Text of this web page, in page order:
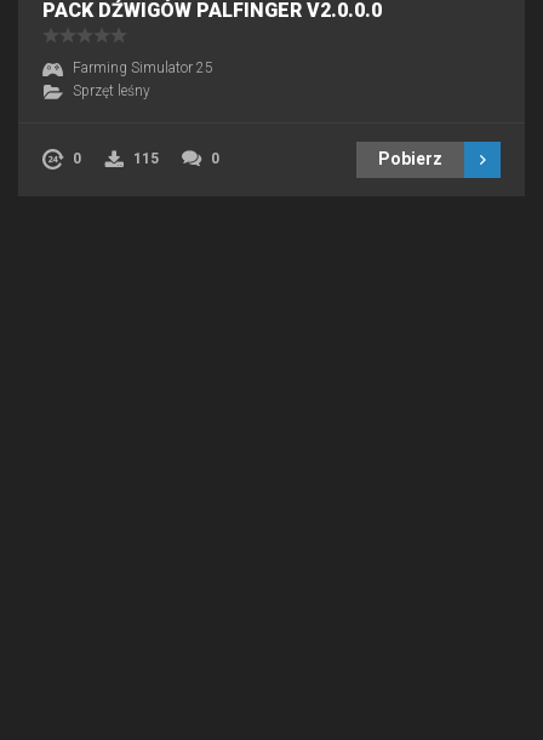
PACK DŹWIGÓW PALFINGER V2.0.0.0
Farming Simulator 25
Sprzęt leśny
0 115 0 Pobierz